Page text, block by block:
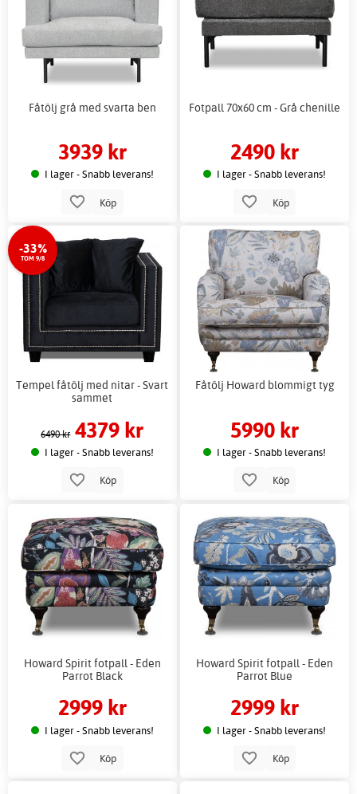
Fåtölj grå med svarta ben
3939 kr
I lager - Snabb leverans!
Köp
Fotpall 70x60 cm - Grå chenille
2490 kr
I lager - Snabb leverans!
Köp
-33%
TOM 9/8
Tempel fåtölj med nitar - Svart
sammet
6490 kr 4379 kr
I lager - Snabb leverans!
Köp
Fåtölj Howard blommigt tyg
5990 kr
I lager - Snabb leverans!
Köp
Howard Spirit fotpall - Eden
Parrot Black
2999 kr
I lager - Snabb leverans!
Köp
Howard Spirit fotpall - Eden
Parrot Blue
2999 kr
I lager - Snabb leverans!
Köp